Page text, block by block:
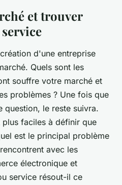
et trouver
d'une entreprise
Quels sont les
souffre votre marché et
problèmes ? Une fois que
question, le reste suivra.
faciles à définir que
est le principal problème
avec les
électronique et
service résout-il ce